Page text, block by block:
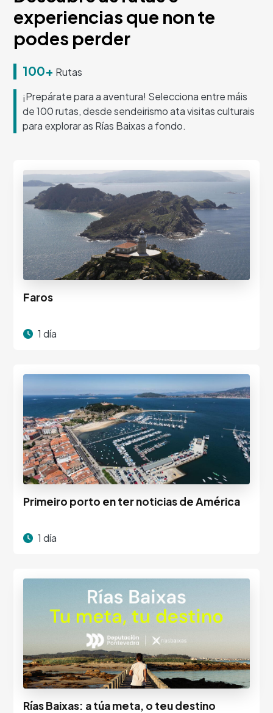
experiencias que non te
podes perder
100+ Rutas
¡Prepárate para a aventura! Selecciona entre máis
de 100 rutas, desde sendeirismo ata visitas culturais
para explorar as Rías Baixas a fondo.
Faros
1 día
Primeiro porto en ter noticias de América
1 día
Rías Baixas: a túa meta, o teu destino